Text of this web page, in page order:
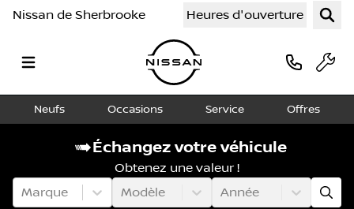
Nissan de Sherbrooke Heures d'ouverture
Neufs Occasions Service Offres
Échangez votre véhicule
Obtenez une valeur !
Marque
Modèle Année